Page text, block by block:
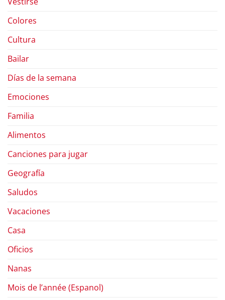
Colores
Cultura
Bailar
Días de la semana
Emociones
Familia
Alimentos
Canciones para jugar
Geografía
Saludos
Vacaciones
Casa
Oficios
Nanas
Mois de l’année (Espanol)